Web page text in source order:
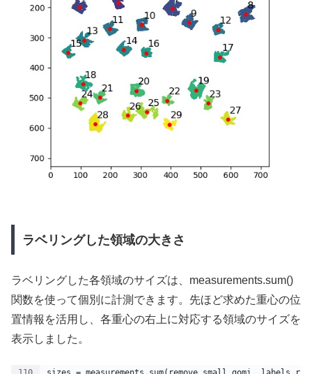
ラベリングした領域の大きさ
ラベリングした各領域のサイズは、measurements.sum()
関数を使って個別に計測できます。先ほど求めた重心の位
置情報を活用し、各重心の右上に対応する領域のサイズを
表示しました。